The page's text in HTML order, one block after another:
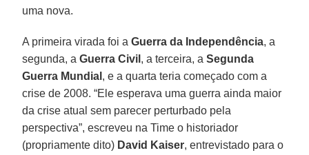
uma nova.
A primeira virada foi aGuerra da Independência, a
segunda, aGuerra Civil , a terceira, aSegunda
Guerra Mundial , e a quarta teria começado com a
crise de 2008. “Ele esperava uma guerra ainda maior
da crise atual sem parecer perturbado pela
perspectiva”, escreveu na Time o historiador
(propriamente dito) David Kaiser, entrevistado para o